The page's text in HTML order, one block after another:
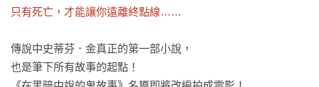
只有死亡，才能讓你遠離終點線……
傳說中史蒂芬．金真正的第一部小說，
也是筆下所有故事的起點！